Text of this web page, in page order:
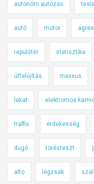
autonóm autózás tesla
autó motor
repülőtér statisztika
útfelújítás maxxus
lakat elektromos
traffix érdekesség
dugó törésteszt
alto légzsák